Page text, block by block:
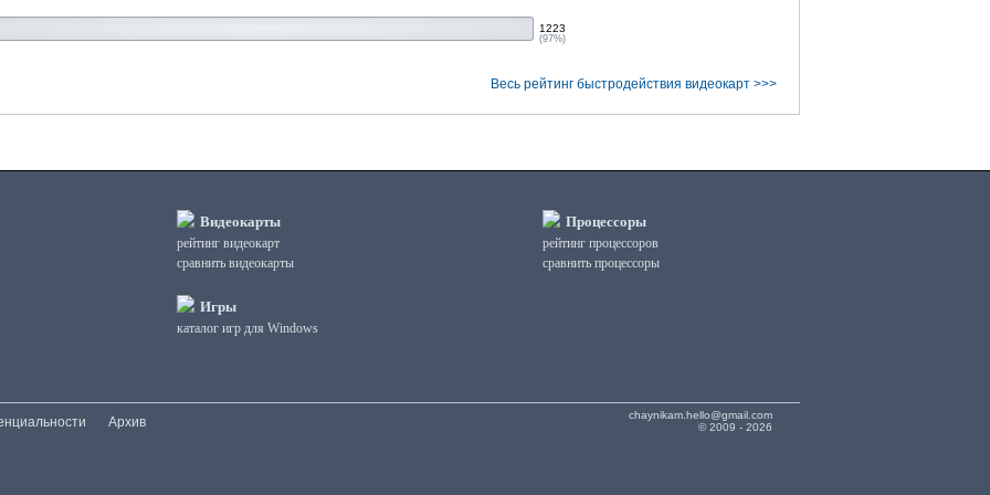
1223
(97%)
Весь рейтинг быстродействия видеокарт >>>
Видеокарты
рейтинг видеокарт
сравнить видеокарты
Игры
каталог игр для Windows
Процессоры
рейтинг процессоров
сравнить процессоры
chaynikam.hello@gmail.com
© 2009 - 2026
Архив